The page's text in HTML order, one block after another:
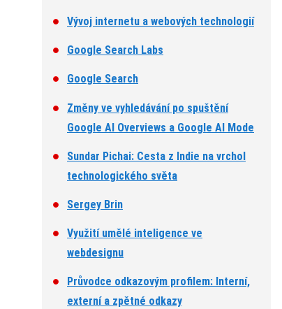
Vývoj internetu a webových technologií
Google Search Labs
Google Search
Změny ve vyhledávání po spuštění
Google AI Overviews a Google AI Mode
Sundar Pichai: Cesta z Indie na vrchol
technologického světa
Sergey Brin
Využití umělé inteligence ve
webdesignu
Průvodce odkazovým profilem: Interní,
externí a zpětné odkazy